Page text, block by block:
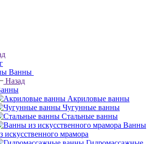
Ванны
Назад
Акриловые ванны
Чугунные ванны
Стальные ванны
Ванны
искусственного мрамора